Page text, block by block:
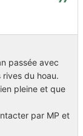
passée avec
du hoau.
pleine et que
par MP et